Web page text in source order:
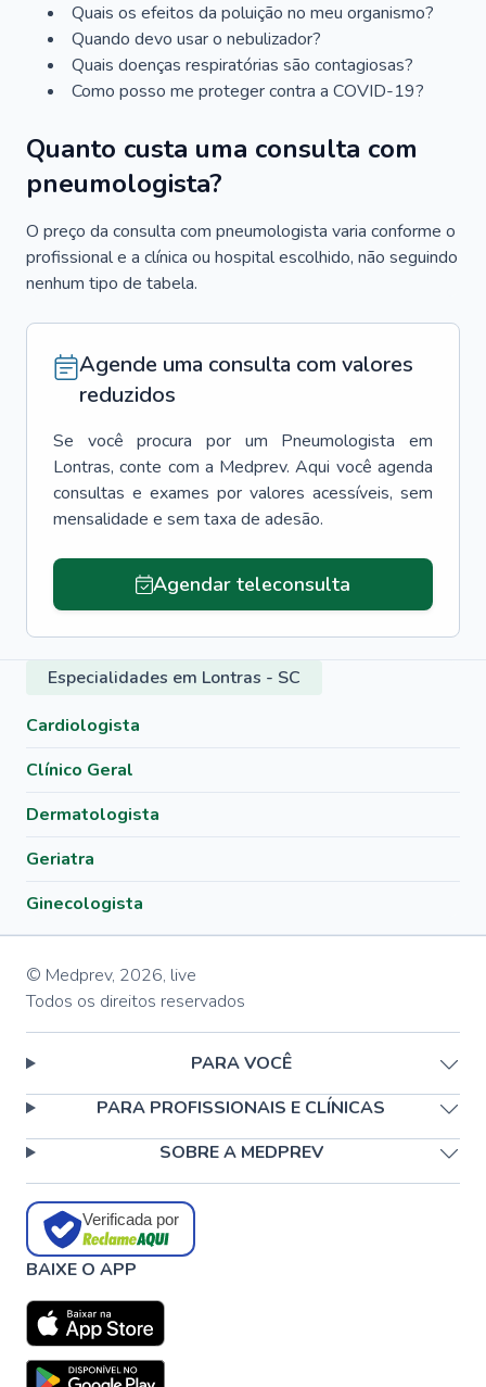
Quais os efeitos da poluição no meu organismo?
Quando devo usar o nebulizador?
Quais doenças respiratórias são contagiosas?
Como posso me proteger contra a COVID-19?
Quanto custa uma consulta com
pneumologista?
O preço da consulta com pneumologista varia conforme o
profissional e a clínica ou hospital escolhido, não seguindo
nenhum tipo de tabela.
Agende uma consulta com valores
reduzidos
Se você procura por um Pneumologista
em
Lontras, conte com a Medprev. Aqui você agenda
consultas e exames por valores acessíveis, sem
mensalidade e sem taxa de adesão.
Agendar teleconsulta
Especialidades em Lontras - SC
Cardiologista
Clínico Geral
Dermatologista
Geriatra
Ginecologista
© Medprev, 2026, live
Todos os direitos reservados
PARA VOCÊ
PARA PROFISSIONAIS E CLÍNICAS
SOBRE A MEDPREV
Verificada por
BAIXE O APP